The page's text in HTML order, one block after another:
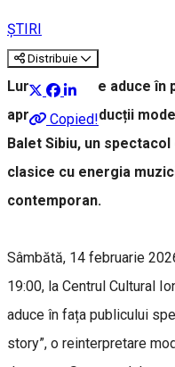
ȘTIRI
Distribuie
Copied!
Luna februarie aduce în
apreciate producții
Balet Sibiu, un
clasice cu energia
contemporan.
Sâmbătă, 14 februarie
19:00, la Centrul Cultural
aduce în fața publicului
story”, o reinterpretare